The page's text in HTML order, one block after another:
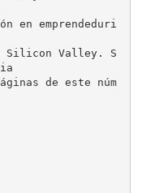
en emprendeduri
Silicon Valley. S
de este núm